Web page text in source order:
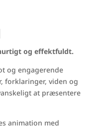
og effektfuldt.
og engagerende
forklaringer, viden og
at præsentere
animation med